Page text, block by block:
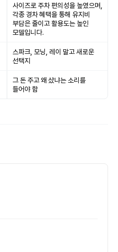
사이즈로 주차 편의성을 높였으며,
각종 경차 혜택을 통해 유지비
부담은 줄이고 활용도는 높인
모델입니다.
스파크, 모닝, 레이 말고 새로운
선택지
그 돈 주고 왜 샀냐는 소리를
들어야 함